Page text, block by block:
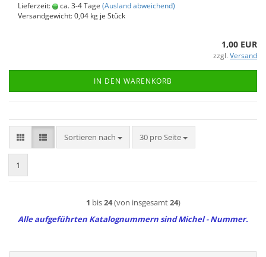
Lieferzeit: ca. 3-4 Tage (Ausland abweichend)
Versandgewicht:0,04 kg je Stück
1,00 EUR
zzgl. Versand
IN DEN WARENKORB
Sortieren nach
Sortieren nach 30 pro Seite
pro Seite
1
1 bis24(von insgesamt24)
Alle aufgeführten Katalognummern sind Michel - Nummer.